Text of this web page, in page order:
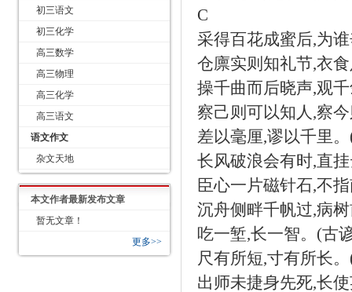
初三语文
初三化学
高三数学
高三物理
高三化学
高三语文
语文作文
杂文天地
本文作者最新发布文章
暂无文章！
更多>>
C
采得百花成蜜后,为
仓廪实则知礼节,衣
操千曲而后晓声,观
察己则可以知人 ,察
差以毫厘,谬以千里。
长风破浪会有时,直
臣心一片磁针石,不
沉舟侧畔千帆过,病
吃一堑,长一智。 (古
尺有所短,寸有所长。
出师未捷身先死,长